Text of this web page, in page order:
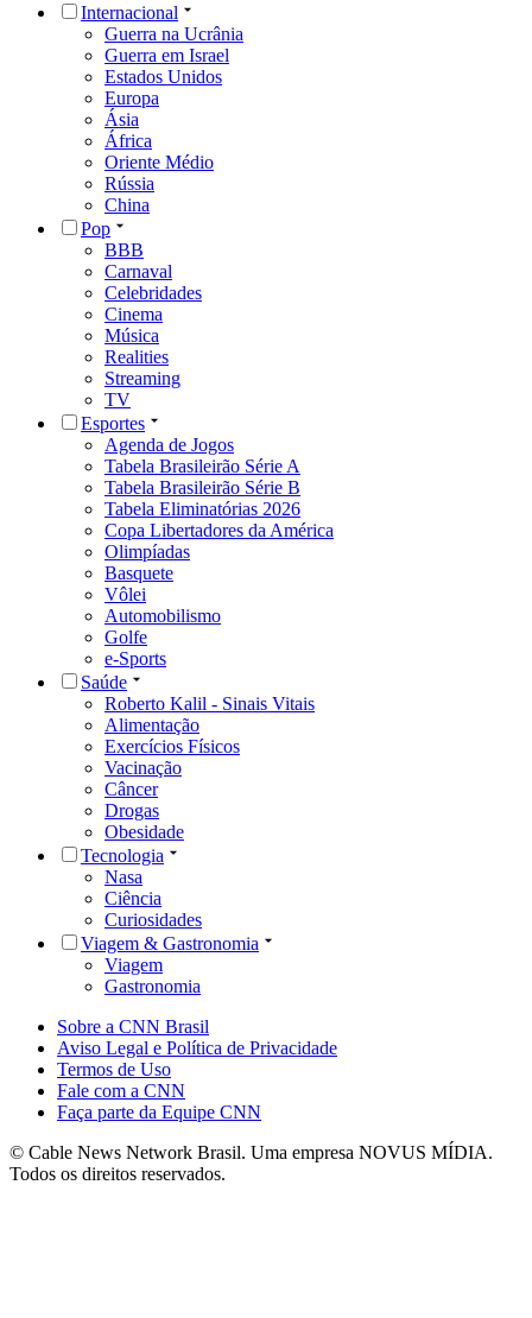
Internacional
Guerra na Ucrânia
Guerra em Israel
Estados Unidos
Europa
Ásia
África
Oriente Médio
Rússia
China
Pop
BBB
Carnaval
Celebridades
Cinema
Música
Realities
Streaming
TV
Esportes
Agenda de Jogos
Tabela Brasileirão Série A
Tabela Brasileirão Série B
Tabela Eliminatórias 2026
Copa Libertadores da América
Olimpíadas
Basquete
Vôlei
Automobilismo
Golfe
e-Sports
Saúde
Roberto Kalil - Sinais Vitais
Alimentação
Exercícios Físicos
Vacinação
Câncer
Drogas
Obesidade
Tecnologia
Nasa
Ciência
Curiosidades
Viagem & Gastronomia
Viagem
Gastronomia
Sobre a CNN Brasil
Aviso Legal e Política de Privacidade
Termos de Uso
Fale com a CNN
Faça parte da Equipe CNN
© Cable News Network Brasil. Uma empresa NOVUS MÍDIA.
Todos os direitos reservados.